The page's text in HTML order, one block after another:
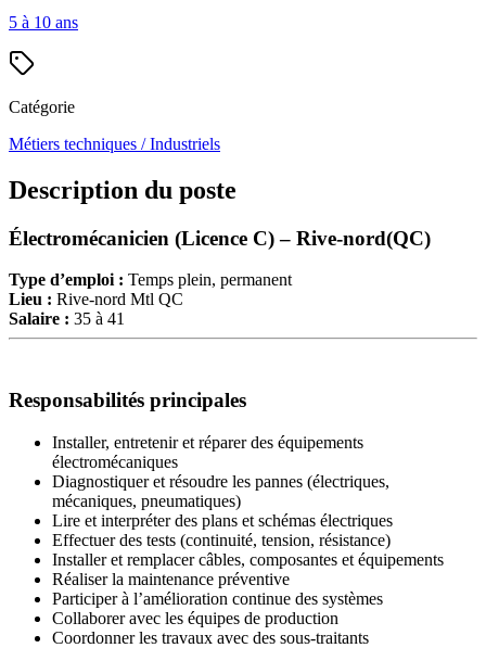
5 à 10 ans
Catégorie
Métiers techniques / Industriels
Description du poste
Électromécanicien (Licence C) – Rive-nord(QC)
Type d’emploi : Temps plein, permanent
Lieu : Rive-nord Mtl QC
Salaire : 35 à 41
Responsabilités principales
Installer, entretenir et réparer des équipements
électromécaniques
Diagnostiquer et résoudre les pannes (électriques,
mécaniques, pneumatiques)
Lire et interpréter des plans et schémas électriques
Effectuer des tests (continuité, tension, résistance)
Installer et remplacer câbles, composantes et équipements
Réaliser la maintenance préventive
Participer à l’amélioration continue des systèmes
Collaborer avec les équipes de production
Coordonner les travaux avec des sous-traitants